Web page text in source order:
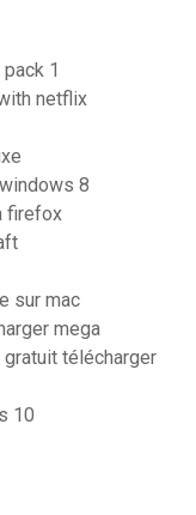
1
netflix
8
firefox
sur mac
mega
télécharger
10